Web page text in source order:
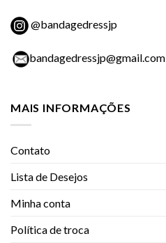
@bandagedressjp
bandagedressjp@gmail.com
MAIS INFORMAÇÕES
Contato
Lista de Desejos
Minha conta
Política de troca